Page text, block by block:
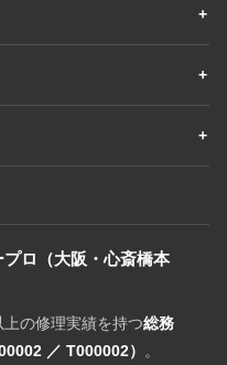
ロ（大阪・心斎橋本
の修理実績を持つ総務
／ T000002） 。